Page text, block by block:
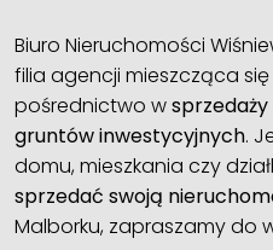
Biuro Nieruchomości
filia agencji mieszcząca
pośrednictwo wsprzedaży
gruntów inwestycyjnych.
domu, mieszkania czy
sprzedać swoją
Malborku, zapraszamy do